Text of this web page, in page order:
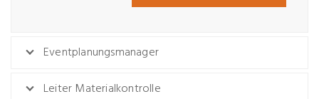
Eventplanungsmanager
Leiter Materialkontrolle